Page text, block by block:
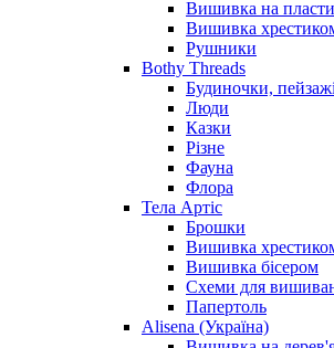
Вишивка на
Вишивка
Рушники
Bothy Threads
Будиночки, пейзажі
Люди
Казки
Різне
Фауна
Флора
Тела Артіс
Брошки
Вишивка
Вишивка бісером
Схеми для
Папертоль
Alisena (Україна)